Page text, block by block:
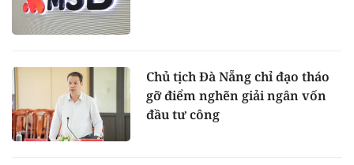
Chủ tịch Đà Nẵng chỉ đạo tháo
gỡ điểm nghẽn giải ngân vốn
đầu tư công